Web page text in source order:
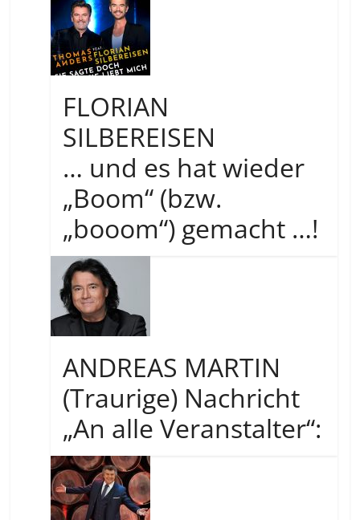
FLORIAN
SILBEREISEN
… und es hat wieder
„Boom“ (bzw.
„booom“) gemacht …!
ANDREAS MARTIN
(Traurige) Nachricht
„An alle Veranstalter“: